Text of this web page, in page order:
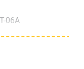
06A